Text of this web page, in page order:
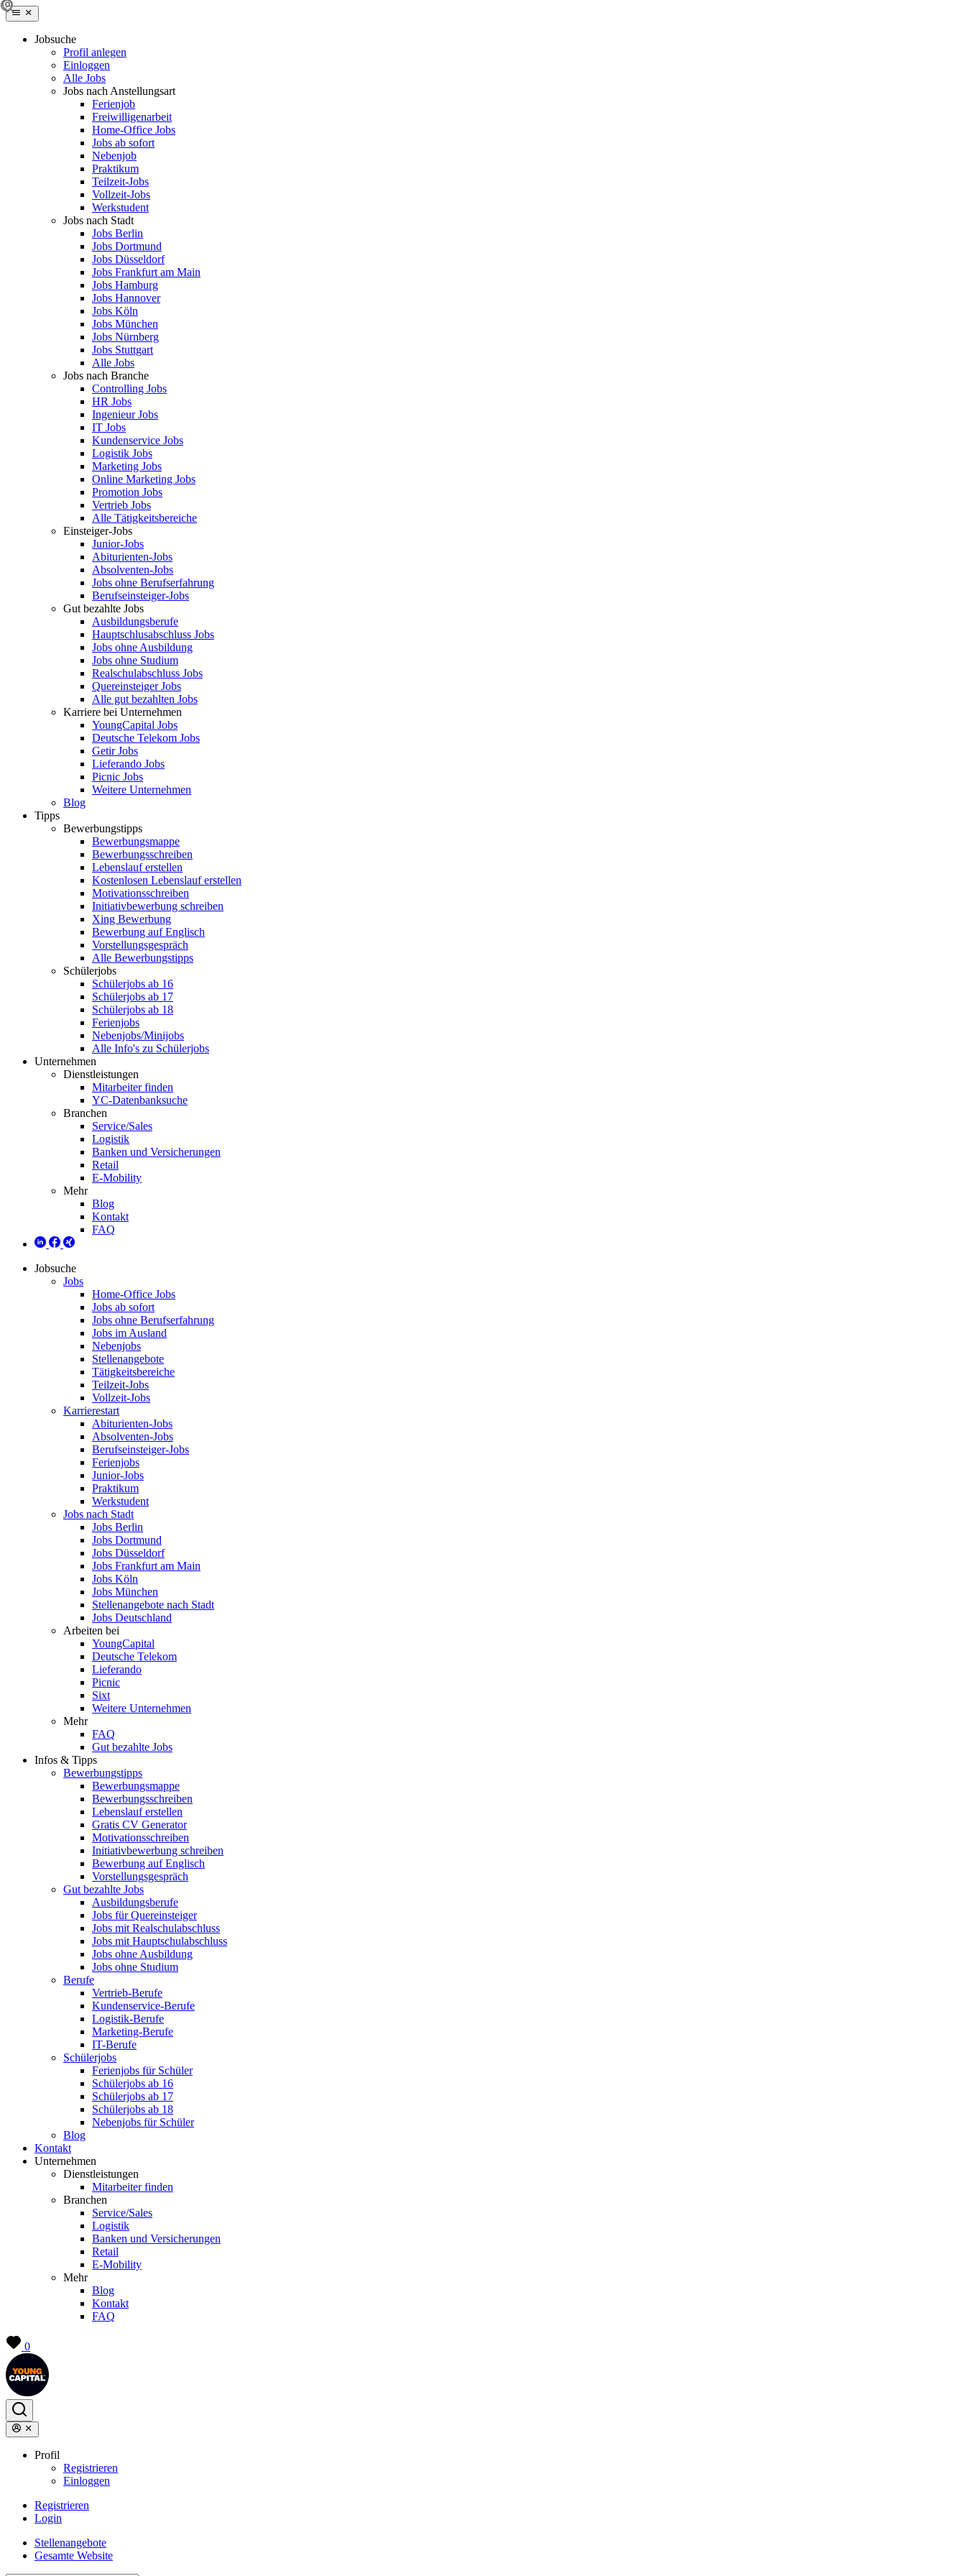
Jobsuche
Profil anlegen
Einloggen
Alle Jobs
Jobs nach Anstellungsart
Ferienjob
Freiwilligenarbeit
Home-Office Jobs
Jobs ab sofort
Nebenjob
Praktikum
Teilzeit-Jobs
Vollzeit-Jobs
Werkstudent
Jobs nach Stadt
Jobs Berlin
Jobs Dortmund
Jobs Düsseldorf
Jobs Frankfurt am Main
Jobs Hamburg
Jobs Hannover
Jobs Köln
Jobs München
Jobs Nürnberg
Jobs Stuttgart
Alle Jobs
Jobs nach Branche
Controlling Jobs
HR Jobs
Ingenieur Jobs
IT Jobs
Kundenservice Jobs
Logistik Jobs
Marketing Jobs
Online Marketing Jobs
Promotion Jobs
Vertrieb Jobs
Alle Tätigkeitsbereiche
Einsteiger-Jobs
Junior-Jobs
Abiturienten-Jobs
Absolventen-Jobs
Jobs ohne Berufserfahrung
Berufseinsteiger-Jobs
Gut bezahlte Jobs
Ausbildungsberufe
Hauptschlusabschluss Jobs
Jobs ohne Ausbildung
Jobs ohne Studium
Realschulabschluss Jobs
Quereinsteiger Jobs
Alle gut bezahlten Jobs
Karriere bei Unternehmen
YoungCapital Jobs
Deutsche Telekom Jobs
Getir Jobs
Lieferando Jobs
Picnic Jobs
Weitere Unternehmen
Blog
Tipps
Bewerbungstipps
Bewerbungsmappe
Bewerbungsschreiben
Lebenslauf erstellen
Kostenlosen Lebenslauf erstellen
Motivationsschreiben
Initiativbewerbung schreiben
Xing Bewerbung
Bewerbung auf Englisch
Vorstellungsgespräch
Alle Bewerbungstipps
Schülerjobs
Schülerjobs ab 16
Schülerjobs ab 17
Schülerjobs ab 18
Ferienjobs
Nebenjobs/Minijobs
Alle Info's zu Schülerjobs
Unternehmen
Dienstleistungen
Mitarbeiter finden
YC-Datenbanksuche
Branchen
Service/Sales
Logistik
Banken und Versicherungen
Retail
E-Mobility
Mehr
Blog
Kontakt
FAQ
Jobsuche
Jobs
Home-Office Jobs
Jobs ab sofort
Jobs ohne Berufserfahrung
Jobs im Ausland
Nebenjobs
Stellenangebote
Tätigkeitsbereiche
Teilzeit-Jobs
Vollzeit-Jobs
Karrierestart
Abiturienten-Jobs
Absolventen-Jobs
Berufseinsteiger-Jobs
Ferienjobs
Junior-Jobs
Praktikum
Werkstudent
Jobs nach Stadt
Jobs Berlin
Jobs Dortmund
Jobs Düsseldorf
Jobs Frankfurt am Main
Jobs Köln
Jobs München
Stellenangebote nach Stadt
Jobs Deutschland
Arbeiten bei
YoungCapital
Deutsche Telekom
Lieferando
Picnic
Sixt
Weitere Unternehmen
Mehr
FAQ
Gut bezahlte Jobs
Infos & Tipps
Bewerbungstipps
Bewerbungsmappe
Bewerbungsschreiben
Lebenslauf erstellen
Gratis CV Generator
Motivationsschreiben
Initiativbewerbung schreiben
Bewerbung auf Englisch
Vorstellungsgespräch
Gut bezahlte Jobs
Ausbildungsberufe
Jobs für Quereinsteiger
Jobs mit Realschulabschluss
Jobs mit Hauptschulabschluss
Jobs ohne Ausbildung
Jobs ohne Studium
Berufe
Vertrieb-Berufe
Kundenservice-Berufe
Logistik-Berufe
Marketing-Berufe
IT-Berufe
Schülerjobs
Ferienjobs für Schüler
Schülerjobs ab 16
Schülerjobs ab 17
Schülerjobs ab 18
Nebenjobs für Schüler
Blog
Kontakt
Unternehmen
Dienstleistungen
Mitarbeiter finden
Branchen
Service/Sales
Logistik
Banken und Versicherungen
Retail
E-Mobility
Mehr
Blog
Kontakt
FAQ
0
Profil
Registrieren
Einloggen
Registrieren
Login
Stellenangebote
Gesamte Website